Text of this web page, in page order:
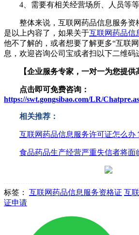
4、需要有相关经营场所、人员等等
整体来说，互联网药品信息服务资
是以上内容了，如果关于互联网药品信
他不了解的，或者想要了解更多“互联
息，欢迎咨询公司宝或者扫以下二维码
【企业服务专家，一对一为您提供
点击即可免费咨询：
https://swt.gongsibao.com/LR/
相关推荐：
互联网药品信息服务许可证怎么办
食品药品生产经营严重失信者将面
标签： 互联网药品信息服务资格证 互
证申请